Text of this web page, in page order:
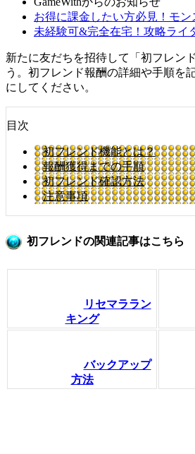
お得に課金したい方必見！モン
未経験可&完全在宅！攻略ライ
新たに友だちを招待して「初フレン
う。初フレンド報酬の詳細や手順を
にしてください。
目次
初フレンド機能とは？
報酬獲得までの手順
初フレンド確認方法
注意事項
初フレンドの関連記事はこちら
リセマララン
キング
バックアップ
方法